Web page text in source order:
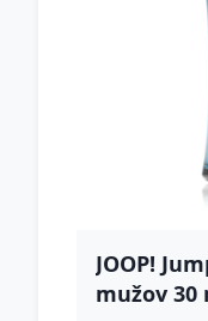
JOOP!
mužov 30